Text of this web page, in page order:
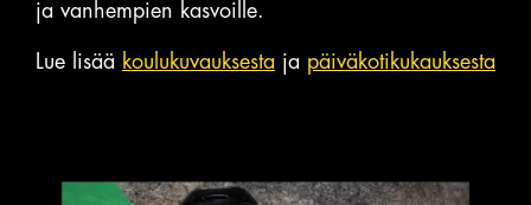
ja vanhempien kasvoille.
Lue lisää koulukuvauksesta ja päiväkotikukauksesta